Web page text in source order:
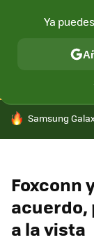
CONECTIVIDAD
HOY SE HABLA
Samsung
Foxconn
acuerdo,
a la vista
Ya